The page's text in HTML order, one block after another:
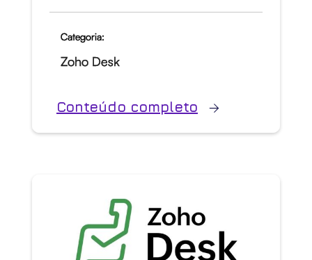
Categoria:
Zoho Desk
Conteúdo completo